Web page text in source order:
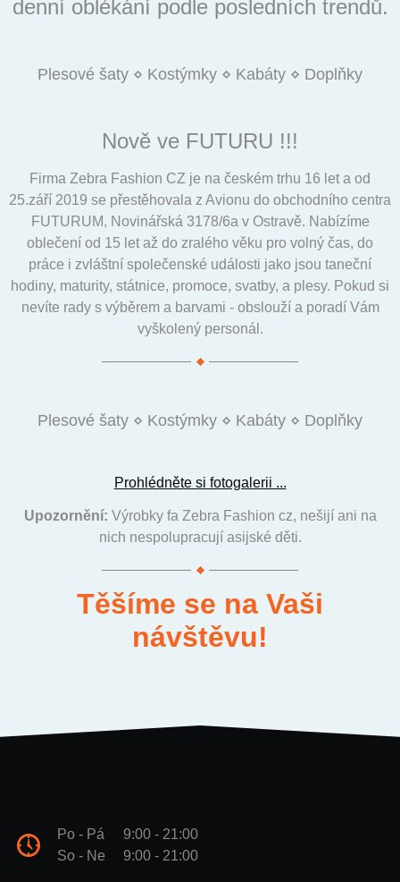
denní oblékání podle posledních trendů.
Nově ve FUTURU !!!
Firma Zebra Fashion CZ je na českém trhu 16 let a od
25.září 2019 se přestěhovala z Avionu do obchodního centra
FUTURUM, Novinářská 3178/6a v Ostravě. Nabízíme
oblečení od 15 let až do zralého věku pro volný čas, do
práce i zvláštní společenské události jako jsou taneční
hodiny, maturity, státnice, promoce, svatby, a plesy. Pokud si
nevíte rady s výběrem a barvami - obslouží a poradí Vám
vyškolený personál.
Prohlédněte si fotogalerii ...
Upozornění: Výrobky fa Zebra Fashion cz, nešijí ani na
nich nespolupracují asijské děti.
Těšíme se na Vaši
návštěvu!
Po - Pá
9:00 - 21:00
So - Ne
9:00 - 21:00